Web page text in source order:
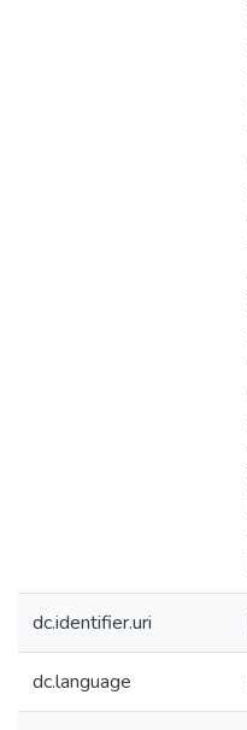
dc.identifier.uri
dc.language